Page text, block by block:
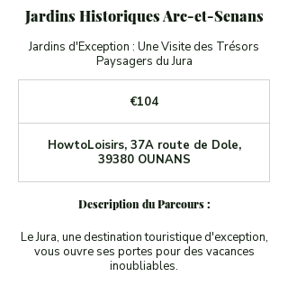
Jardins Historiques Arc-et-Senans
Jardins d'Exception : Une Visite des Trésors
Paysagers du Jura
€104
HowtoLoisirs, 37A route de Dole,
39380 OUNANS
Description du Parcours :
Le Jura, une destination touristique d'exception,
vous ouvre ses portes pour des vacances
inoubliables.